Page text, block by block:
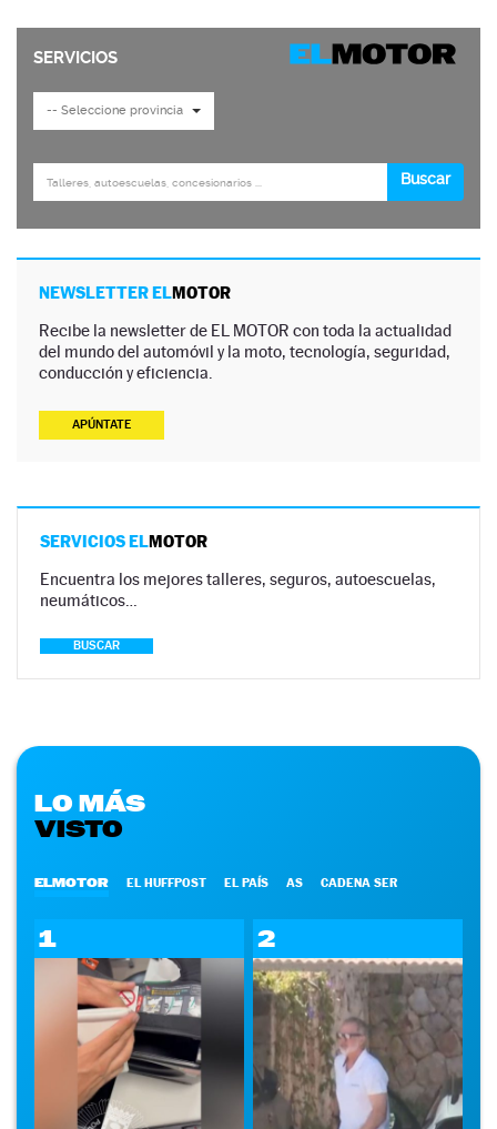
NEWSLETTER ELMOTOR
Recibe la newsletter de EL MOTOR con toda la actualidad
del mundo del automóvil y la moto, tecnología, seguridad,
conducción y eficiencia.
APÚNTATE
SERVICIOS ELMOTOR
Encuentra los mejores talleres, seguros, autoescuelas,
neumáticos…
BUSCAR
LO MÁS
VISTO
ELMOTOR EL HUFFPOST EL PAÍS AS CADENA SER
1 2